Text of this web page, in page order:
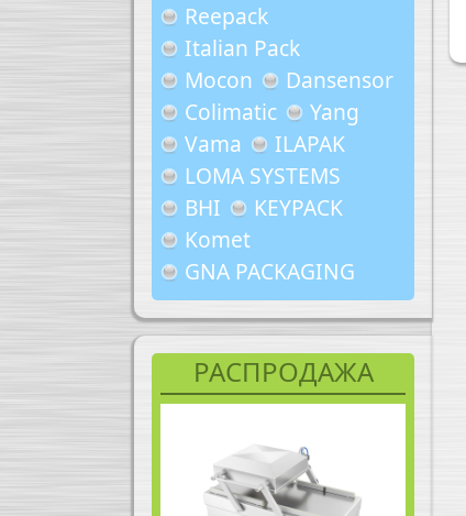
Reepack
Italian Pack
Mocon
Dansensor
Colimatic
Yang
Vama
ILAPAK
LOMA SYSTEMS
BHI
KEYPACK
Komet
GNA PACKAGING
РАСПРОДАЖА